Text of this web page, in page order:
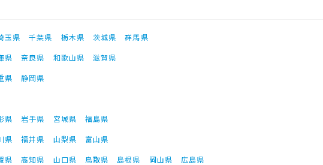
玉県 千葉県 栃木県 茨城県
群馬県
県 奈良県 和歌山県
滋賀県
県
静岡県
県 岩手県 宮城県
福島県
県 福井県 山梨県
富山県
県 高知県 山口県 鳥取県 島根県 岡山県
広島県